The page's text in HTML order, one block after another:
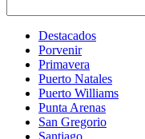
Destacados
Porvenir
Primavera
Puerto Natales
Puerto Williams
Punta Arenas
San Gregorio